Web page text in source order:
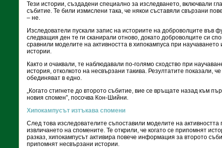
Тези истории, създадени специално за изследването, включвали
събитие. Те били измислени така, че някои съставяли свързани
– не.
Изследователи пускали запис на историите на доброволците във
следващия ден те ги сканирали отново, докато доброволците си
сравнили моделите на активността в хипокампуса при
истории.
Както и очаквали, те наблюдавали по-голямо сходство при
история, отколкото на несвързани такива. Резултатите показали,
обединяват в едно.
„Когато стигнете до второто събитие, вие се връщате назад към
новия спомен”, посочва Кон-Шийни.
Хипокампусът изтъкава спомени
След това изследователите съпоставили моделите на
извличането на спомените. Те открили, че когато се припомнят
разказ, хипокампусът активира повече информация за второто
припомнят несвързани истории.